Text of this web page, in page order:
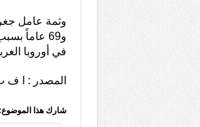
و69 عاماً
في أوروبا
المصدر : ا ف
شارك هذا الموضوع: